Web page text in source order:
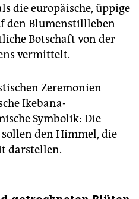
die europäische, üppige
den Blumenstillleben
Botschaft von der
vermittelt.
Zeremonien
Ikebana-
Symbolik: Die
den Himmel, die
darstellen.